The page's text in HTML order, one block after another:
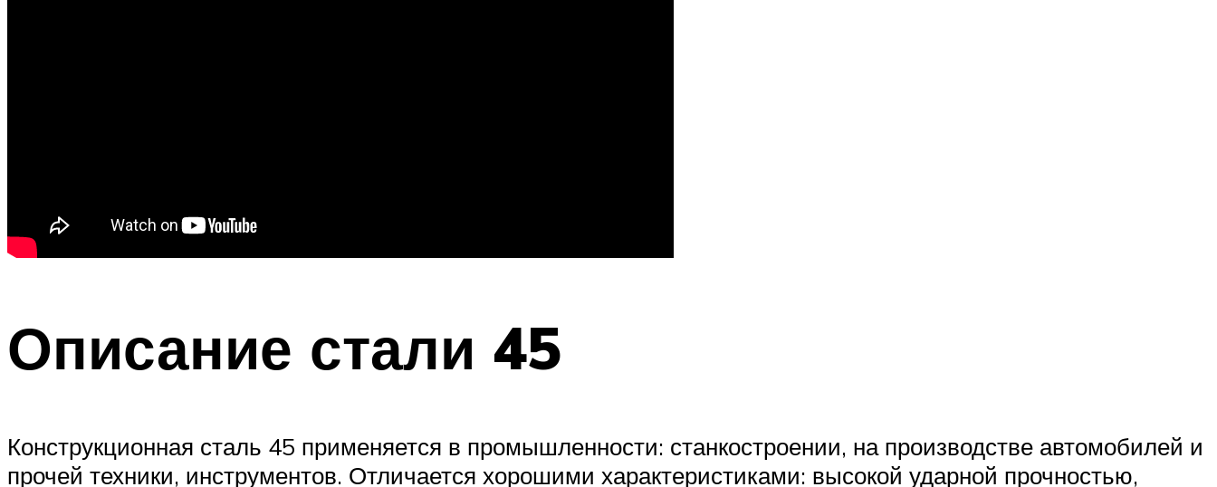
Описание стали 45
Конструкционная сталь 45 применяется в промышленности: станкостроении, на производстве автомобилей и
прочей техники, инструментов. Отличается хорошими характеристиками: высокой ударной прочностью,